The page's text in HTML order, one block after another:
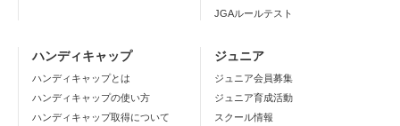
JGAルールテスト
ハンディキャップ
ハンディキャップとは
ハンディキャップの使い方
ハンディキャップ取得について
ジュニア
ジュニア会員募集
ジュニア育成活動
スクール情報